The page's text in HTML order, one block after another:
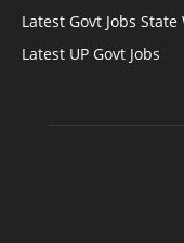
Latest Govt Jobs State
Latest UP Govt Jobs